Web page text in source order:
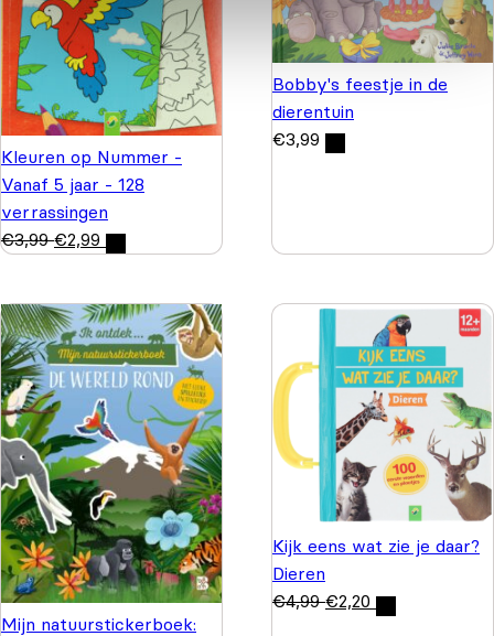
Kleuren op Nummer -
Vanaf 5 jaar - 128
verrassingen
€3,99 €2,99
Bobby's feestje in de
dierentuin
€3,99
Mijn natuurstickerboek:
Kijk eens wat zie je daar?
Dieren
€4,99 €2,20